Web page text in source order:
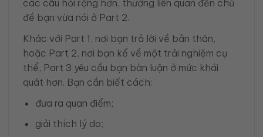
các câu hỏi rộng hơn, thường liên quan đến chủ
đề bạn vừa nói ở Part 2.
Khác với Part 1, nơi bạn trả lời về bản thân,
hoặc Part 2, nơi bạn kể về một trải nghiệm cụ
thể, Part 3 yêu cầu bạn bàn luận ở mức khái
quát hơn. Bạn cần biết cách:
đưa ra quan điểm;
giải thích lý do;